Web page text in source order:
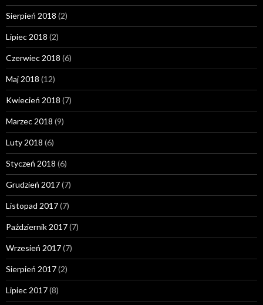
Sierpień 2018 (2)
Lipiec 2018 (2)
Czerwiec 2018 (6)
Maj 2018 (12)
Kwiecień 2018 (7)
Marzec 2018 (9)
Luty 2018 (6)
Styczeń 2018 (6)
Grudzień 2017(7)
Listopad 2017(7)
Październik 2017(7)
Wrzesień 2017(7)
Sierpień 2017(2)
Lipiec 2017(8)